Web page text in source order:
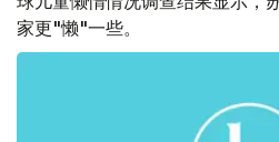
家更"懒"一些。